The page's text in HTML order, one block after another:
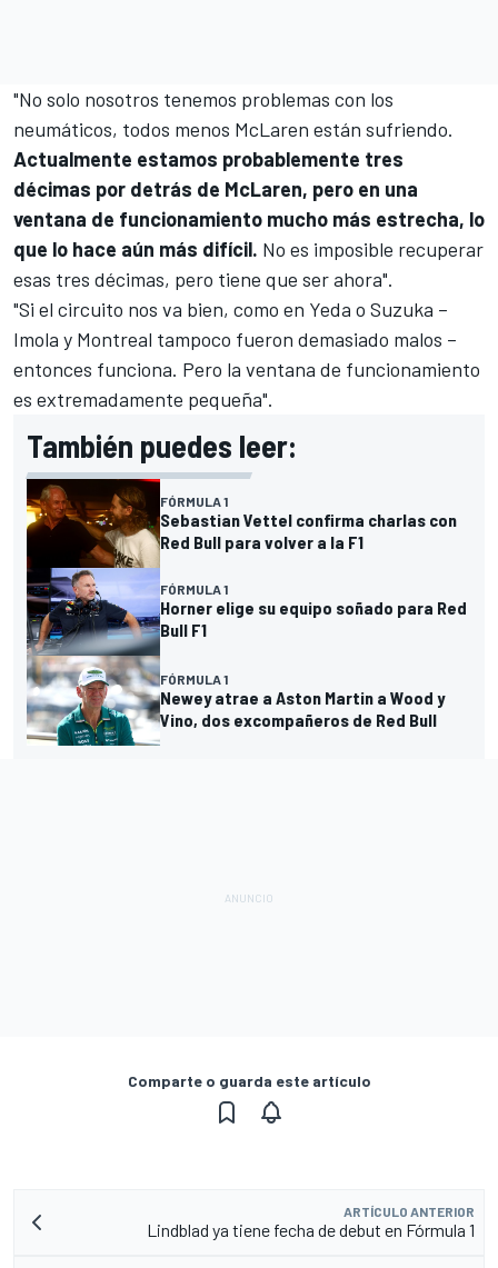
"No solo nosotros tenemos problemas con los
neumáticos, todos menos McLaren están sufriendo.
Actualmente estamos probablemente tres
décimas por detrás de McLaren, pero en una
ventana de funcionamiento mucho más estrecha, lo
que lo hace aún más difícil. No es imposible recuperar
esas tres décimas, pero tiene que ser ahora".
"Si el circuito nos va bien, como en Yeda o Suzuka –
Imola y Montreal tampoco fueron demasiado malos –
entonces funciona. Pero la ventana de funcionamiento
es extremadamente pequeña".
También puedes leer:
FÓRMULA 1
Sebastian Vettel confirma charlas con
Red Bull para volver a la F1
FÓRMULA 1
Horner elige su equipo soñado para Red
Bull F1
FÓRMULA 1
Newey atrae a Aston Martin a Wood y
Vino, dos excompañeros de Red Bull
Comparte o guarda este artículo
ARTÍCULO ANTERIOR
Lindblad ya tiene fecha de debut en Fórmula 1